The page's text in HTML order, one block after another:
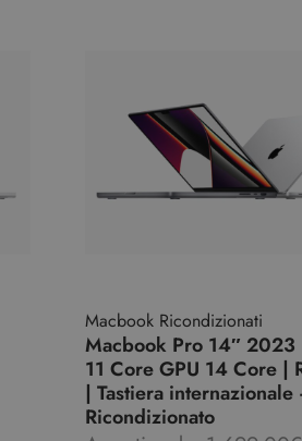
Macbook Ricondizionati
Macbook Pro 14″
11 Core GPU 14 Core |
| Tastiera internazionale
Ricondizionato